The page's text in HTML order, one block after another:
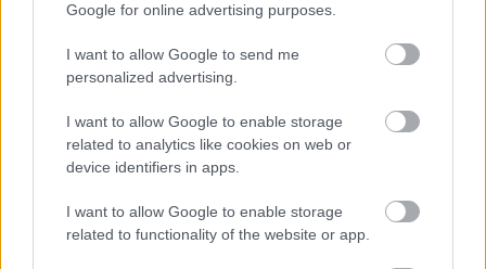
Google for online advertising purposes.
I want to allow Google to send me
personalized advertising.
I want to allow Google to enable storage
related to analytics like cookies on web or
device identifiers in apps.
I want to allow Google to enable storage
related to functionality of the website or app.
Ποιοι δικαιούνται σύνταξη 409 ευρώ χωρίς ένσημα